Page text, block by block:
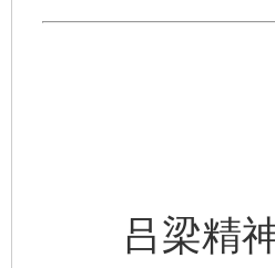
吕梁精神